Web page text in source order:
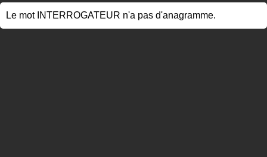
Le mot INTERROGATEUR n'a pas d'anagramme.